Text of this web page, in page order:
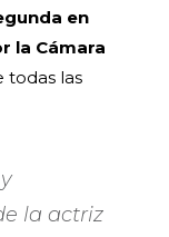
en
la Cámara
todas las
la actriz